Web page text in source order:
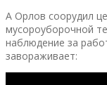
А Орлов соорудил
мусороуборочной
наблюдение за
завораживает: